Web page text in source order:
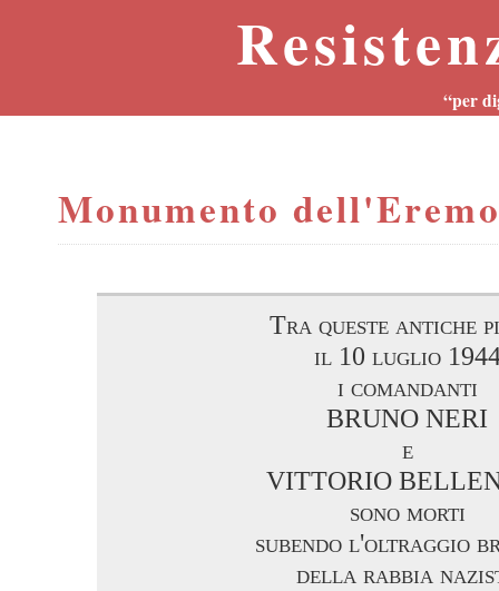
“per
Monumento
Tra queste antiche
il 10 luglio
i comandanti
BRUNO NERI
e
VITTORIO
sono morti
subendo l'oltraggio
della rabbia